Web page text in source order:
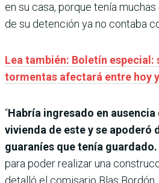
en su casa, porque tenía
de su detención ya no contaba
Lea también: Boletín especial:
tormentas afectará entre hoy
“Habría ingresado en ausencia
vivienda de este y se apoderó
guaraníes que tenía guardado.
para poder realizar una
detalló el comisario Blas